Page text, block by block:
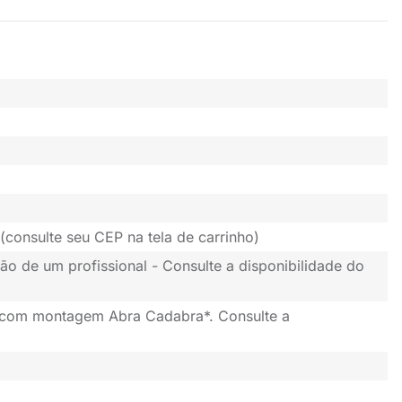
seu CEP na tela de carrinho)
de um profissional - Consulte a disponibilidade do
montagem Abra Cadabra*. Consulte a